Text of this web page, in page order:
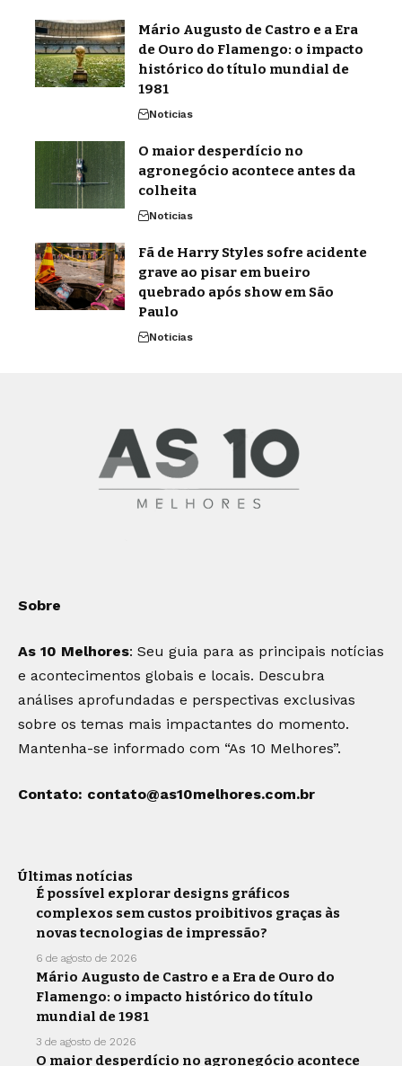
Mário Augusto de Castro e a Era
de Ouro do Flamengo: o impacto
histórico do título mundial de
1981
Noticias
O maior desperdício no
agronegócio acontece antes da
colheita
Noticias
Fã de Harry Styles sofre acidente
grave ao pisar em bueiro
quebrado após show em São
Paulo
Noticias
Sobre
As 10 Melhores: Seu guia para as principais notícias
e acontecimentos globais e locais. Descubra
análises aprofundadas e perspectivas exclusivas
sobre os temas mais impactantes do momento.
Mantenha-se informado com “As 10 Melhores”.
Contato: contato@as10melhores.com.br
Últimas notícias
É possível explorar designs gráficos
complexos sem custos proibitivos graças às
novas tecnologias de impressão?
6 de agosto de 2026
Mário Augusto de Castro e a Era de Ouro do
Flamengo: o impacto histórico do título
mundial de 1981
3 de agosto de 2026
O maior desperdício no agronegócio acontece